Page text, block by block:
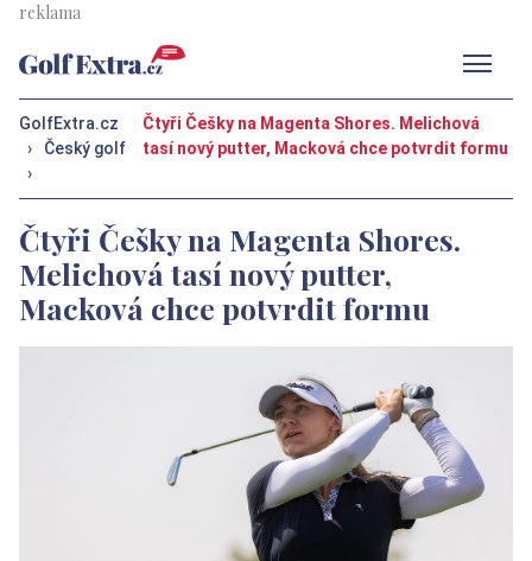
GolfExtra.cz
›
Český golf
›
Čtyři Češky na Magenta Shores. Melichová
tasí nový putter, Macková chce potvrdit formu
Čtyři Češky na Magenta Shores.
Melichová tasí nový putter,
Macková chce potvrdit formu